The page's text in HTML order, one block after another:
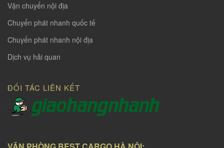
Vận chuyển nội địa
Chuyển phát nhanh quốc tế
Chuyển phát nhanh nội địa
Dịch vụ hải quan
ĐỐI TÁC LIÊN KẾT